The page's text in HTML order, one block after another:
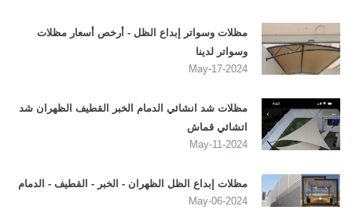
مظلات وسواتر إبداع الظل - أرخص أسعار مظلات
وسواتر لدينا
2024-May-17
مظلات شد انشائي الدمام الخبر القطيف الظهران شد
اتشائي قماش
2024-May-11
مظلات إبداع الظل الظهران - الخبر - القطيف - الدمام
2024-May-06